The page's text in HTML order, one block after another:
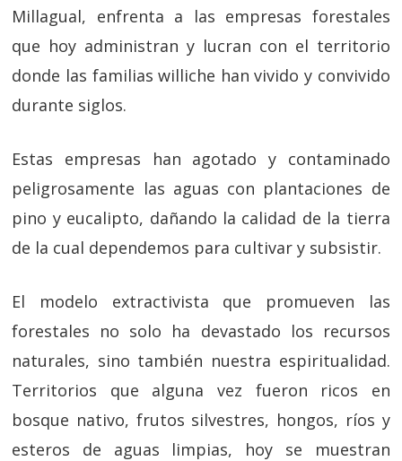
Millagual, enfrenta a las empresas forestales
que hoy administran y lucran con el territorio
donde las familias williche han vivido y convivido
durante siglos.
Estas empresas han agotado y contaminado
peligrosamente las aguas con plantaciones de
pino y eucalipto, dañando la calidad de la tierra
de la cual dependemos para cultivar y subsistir.
El modelo extractivista que promueven las
forestales no solo ha devastado los recursos
naturales, sino también nuestra espiritualidad.
Territorios que alguna vez fueron ricos en
bosque nativo, frutos silvestres, hongos, ríos y
esteros de aguas limpias, hoy se muestran